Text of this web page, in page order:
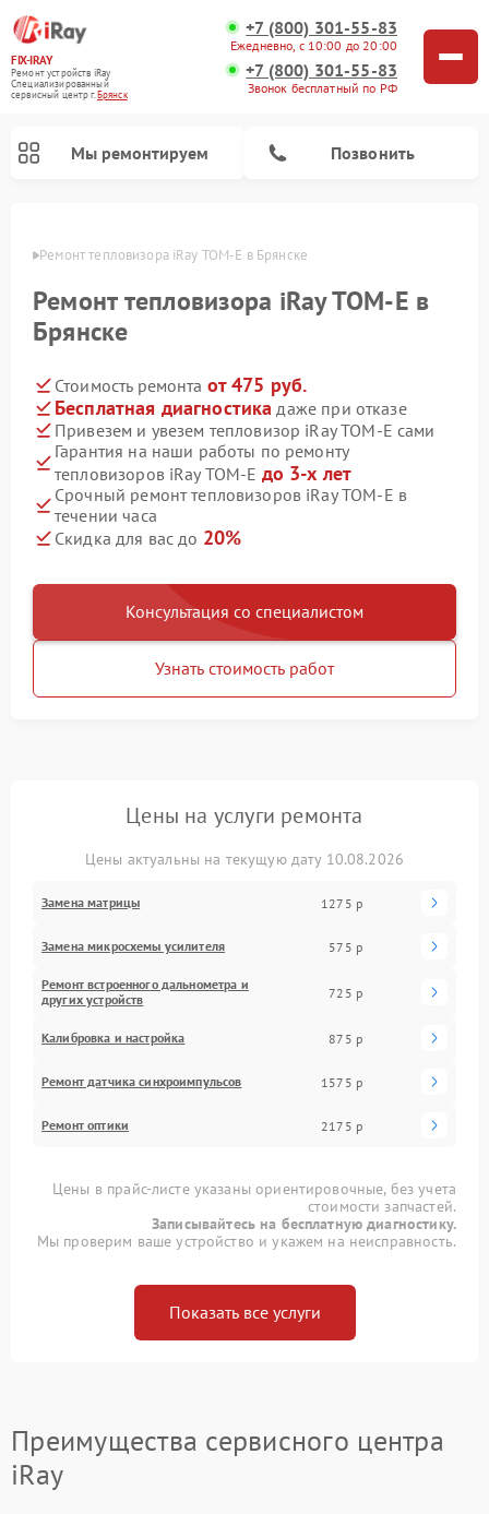
FIX-IRAY
Ремонт устройств iRay
Специализированный
cервисный центр г.Брянск
+7 (800) 301-55-83
Ежедневно, с 10:00 до 20:00
+7 (800) 301-55-83
Звонок бесплатный по РФ
Мы ремонтируем Позвонить
Ремонт тепловизора iRay TOM-E в Брянске
Ремонт тепловизора iRay TOM-E в
Брянске
Стоимость ремонта от 475 руб.
Бесплатная диагностика даже при отказе
Привезем и увезем тепловизор iRay TOM-E сами
Гарантия на наши работы по ремонту
тепловизоров iRay TOM-E до 3-х лет
Срочный ремонт тепловизоров iRay TOM-E в
течении часа
Скидка для вас до 20%
Консультация со специалистом
Узнать стоимость работ
Цены на услуги ремонта
Цены актуальны на текущую дату 10.08.2026
Замена матрицы 1275 р
Замена микросхемы усилителя 575 р
Ремонт встроенного дальнометра и
других устройств
725 р
Калибровка и настройка 875 р
Ремонт датчика синхроимпульсов 1575 р
Ремонт оптики 2175 р
Цены в прайс-листе указаны ориентировочные, без учета
стоимости запчастей.
Записывайтесь на бесплатную диагностику.
Мы проверим ваше устройство и укажем на неисправность.
Показать все услуги
Преимущества сервисного центра
iRay